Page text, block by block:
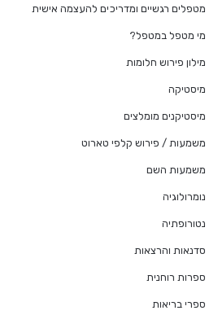
מטפלים רגשיים ומדריכים להעצמה אישית
מי מטפל במטפל?
מילון פירוש חלומות
מיסטיקה
מיסטיקנים מומלצים
משמעות / פירוש קלפי טארוט
משמעות השם
נומרולוגיה
נטורופתיה
סדנאות והרצאות
ספרות רוחנית
ספרי בריאות